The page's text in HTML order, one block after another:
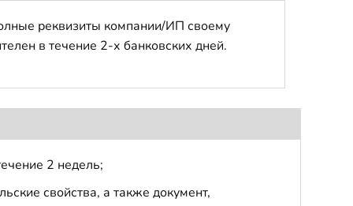
реквизиты компании/ИП своему
в течение 2-х банковских дней.
2 недель;
свойства, а также документ,